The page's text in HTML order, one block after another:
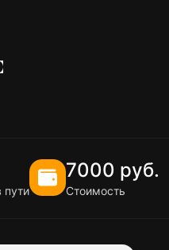
пути
7000 руб.
Стоимость